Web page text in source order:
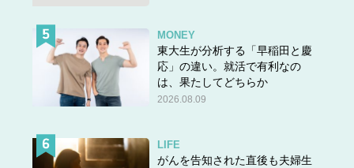
MONEY
東大生が分析する「早稲田と慶
応」の違い。就活で有利なの
は、果たしてどちらか
2026.08.09
LIFE
がんを告知された直後も夫婦生